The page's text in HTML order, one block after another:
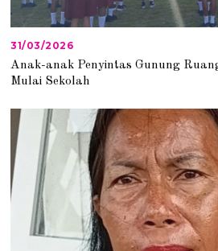
31/03/2026
/
0
/
0
2
6
Anak-anak Penyintas Gunung
Mulai Sekolah